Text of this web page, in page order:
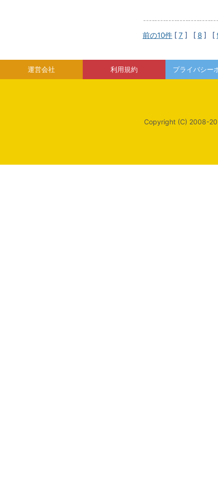
前の10件 [ 7 ] [ 8 ] [
運営会社 利用規約 プライバシー
Copyright (C) 2008-